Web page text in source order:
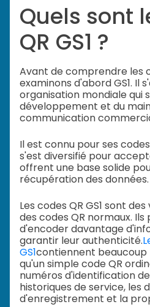
Quels sont
QR GS1 ?
Avant de comprendre les
examinons d'abord GS1. Il
organisation mondiale qui
développement et du
communication
Il est connu pour ses
s'est diversifié pour
offrent une base solide
récupération des données.
Les codes QR GS1 sont
des codes QR normaux.
d'encoder davantage
garantir leur authenticité.
GS1contiennent beaucoup
qu'un simple code QR
numéros d'identification
historiques de service, les
d'enregistrement et la